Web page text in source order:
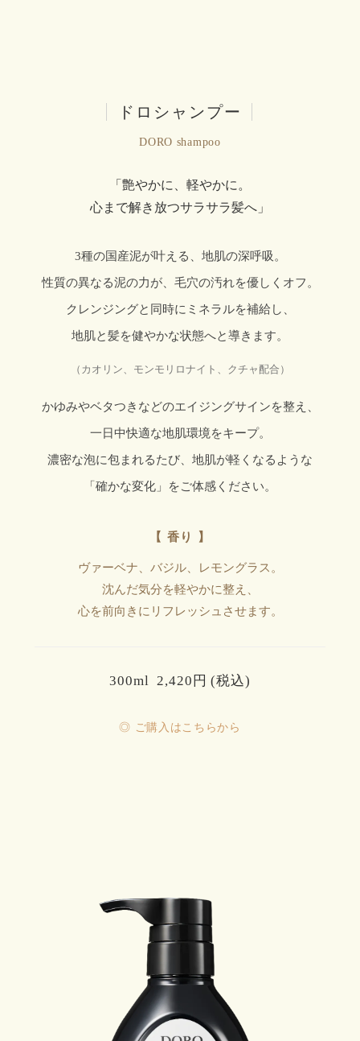
ドロシャンプー
DORO shampoo
「艶やかに、軽やかに。
心まで解き放つサラサラ髪へ」
3種の国産泥が叶える、地肌の深呼吸。
性質の異なる泥の力が、毛穴の汚れを優しくオフ。
クレンジングと同時にミネラルを補給し、
地肌と髪を健やかな状態へと導きます。
（カオリン、モンモリロナイト、クチャ配合）
かゆみやベタつきなどのエイジングサインを整え、
一日中快適な地肌環境をキープ。
濃密な泡に包まれるたび、地肌が軽くなるような
「確かな変化」をご体感ください。
【 香り 】
ヴァーベナ、バジル、レモングラス。
沈んだ気分を軽やかに整え、
心を前向きにリフレッシュさせます。
300ml 2,420円 (税込)
◎ ご購入はこちらから